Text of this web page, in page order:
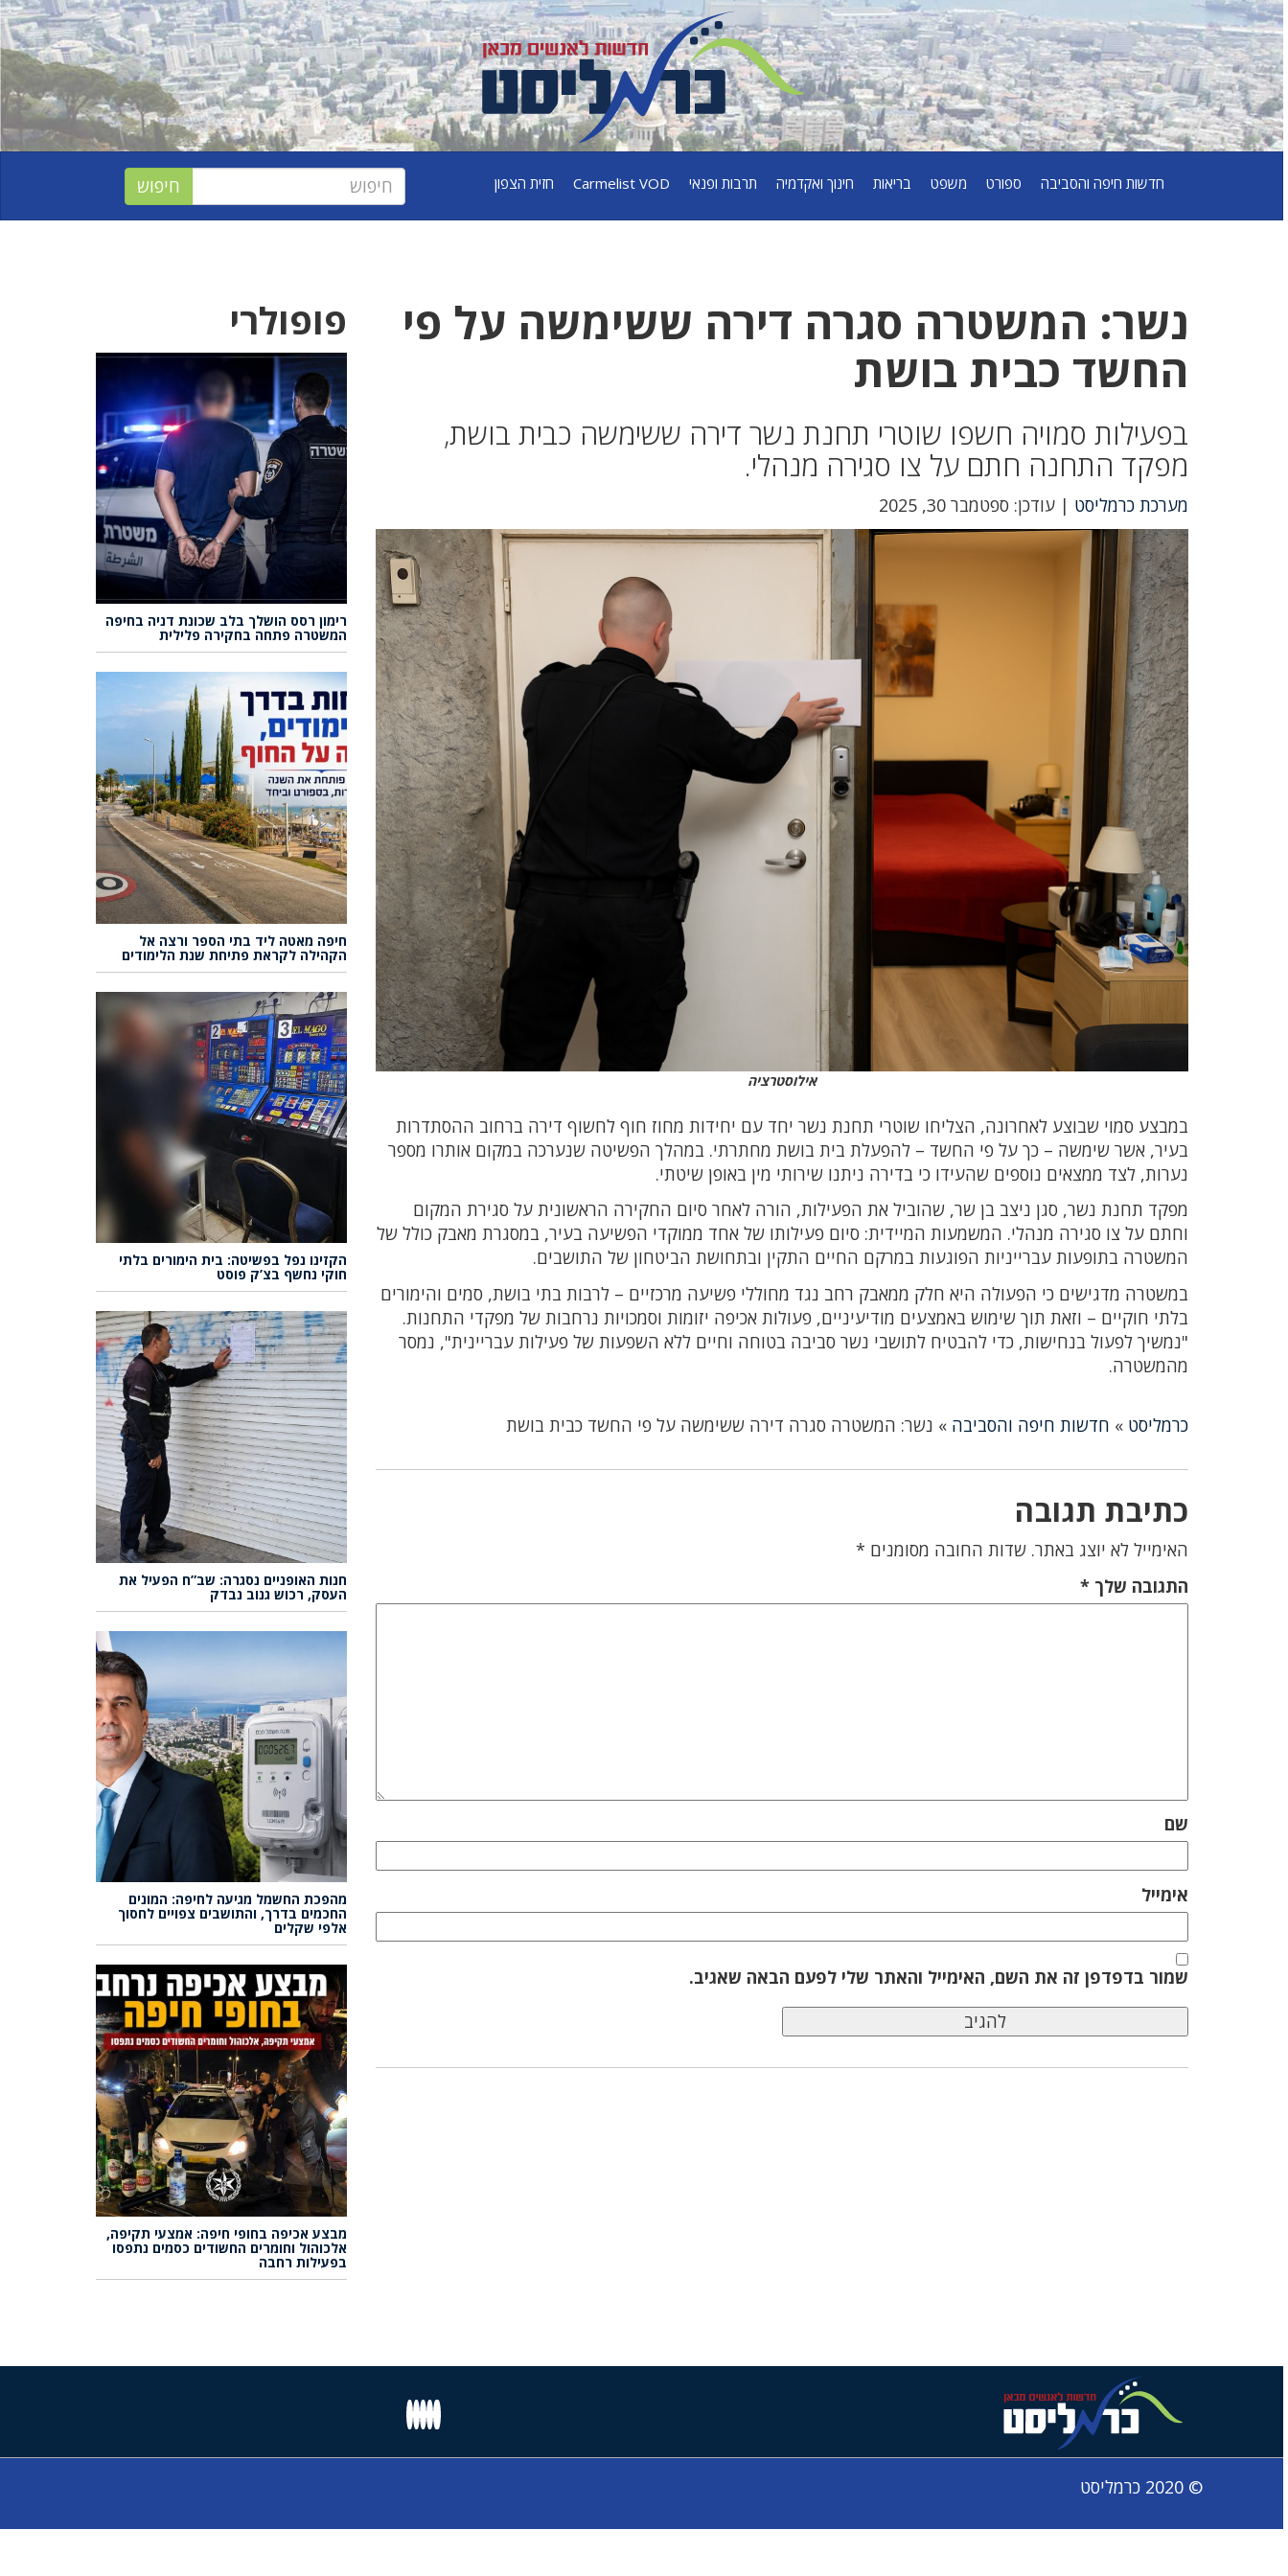
חדשות חיפה והסביבה ספורט משפט בריאות חינוך ואקדמיה תרבות ופנאי Carmelist VOD חזית הצפון
נשר: המשטרה סגרה דירה ששימשה על פי
החשד כבית בושת
בפעילות סמויה חשפו שוטרי תחנת נשר דירה ששימשה כבית בושת,
מפקד התחנה חתם על צו סגירה מנהלי.
מערכת כרמליסט | עודכן: ספטמבר 30, 2025
אילוסטרציה
במבצע סמוי שבוצע לאחרונה, הצליחו שוטרי תחנת נשר יחד עם יחידות מחוז חוף לחשוף דירה ברחוב ההסתדרות
בעיר, אשר שימשה – כך על פי החשד – להפעלת בית בושת מחתרתי. במהלך הפשיטה שנערכה במקום אותרו מספר
נערות, לצד ממצאים נוספים שהעידו כי בדירה ניתנו שירותי מין באופן שיטתי.
מפקד תחנת נשר, סגן ניצב בן שר, שהוביל את הפעילות, הורה לאחר סיום החקירה הראשונית על סגירת המקום
וחתם על צו סגירה מנהלי. המשמעות המיידית: סיום פעילותו של אחד ממוקדי הפשיעה בעיר, במסגרת מאבק כולל של
המשטרה בתופעות עברייניות הפוגעות במרקם החיים התקין ובתחושת הביטחון של התושבים.
במשטרה מדגישים כי הפעולה היא חלק ממאבק רחב נגד מחוללי פשיעה מרכזיים – לרבות בתי בושת, סמים והימורים
בלתי חוקיים – וזאת תוך שימוש באמצעים מודיעיניים, פעולות אכיפה יזומות וסמכויות נרחבות של מפקדי התחנות.
"נמשיך לפעול בנחישות, כדי להבטיח לתושבי נשר סביבה בטוחה וחיים ללא השפעות של פעילות עבריינית", נמסר
מהמשטרה.
כרמליסט » חדשות חיפה והסביבה » נשר: המשטרה סגרה דירה ששימשה על פי החשד כבית בושת
כתיבת תגובה
האימייל לא יוצג באתר. שדות החובה מסומנים *
התגובה שלך*
שם
אימייל
שמור בדפדפן זה את השם, האימייל והאתר שלי לפעם הבאה שאגיב.
פופולרי
רימון רסס הושלך בלב שכונת דניה בחיפה
המשטרה פתחה בחקירה פלילית
חיפה מאטה ליד בתי הספר ורצה אל
הקהילה לקראת פתיחת שנת הלימודים
הקזינו נפל בפשיטה: בית הימורים בלתי
חוקי נחשף בצ’ק פוסט
חנות האופניים נסגרה: שב”ח הפעיל את
העסק, רכוש גנוב נבדק
מהפכת החשמל מגיעה לחיפה: המונים
החכמים בדרך, והתושבים צפויים לחסוך
אלפי שקלים
מבצע אכיפה בחופי חיפה: אמצעי תקיפה,
אלכוהול וחומרים החשודים כסמים נתפסו
בפעילות רחבה
© 2020 כרמליסט